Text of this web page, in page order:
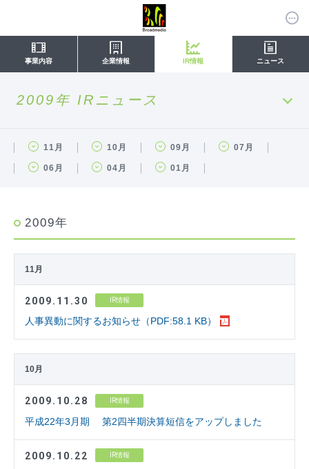
事業内容 企業情報 IR情報 ニュース
2009年 IRニュース
11月 10月 09月 07月
06月 04月 01月
2009年
11月
2009.11.30 IR情報
人事異動に関するお知らせ（PDF:58.1 KB）
10月
2009.10.28 IR情報
平成22年3月期 第2四半期決算短信をアップしました
2009.10.22 IR情報